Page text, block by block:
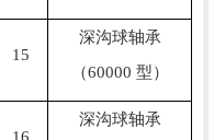
15
深沟球轴承
（60000 型）
16
深沟球轴承